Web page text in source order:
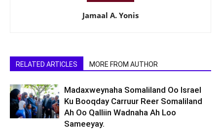
Jamaal A. Yonis
RELATED ARTICLES MORE FROM AUTHOR
Madaxweynaha Somaliland Oo Israel
Ku Booqday Carruur Reer Somaliland
Ah Oo Qalliin Wadnaha Ah Loo
Sameeyay.